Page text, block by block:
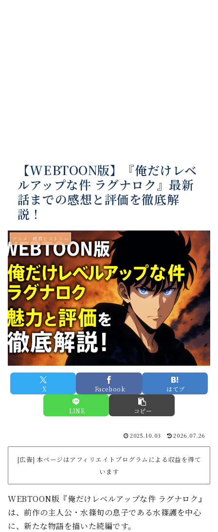
【WEBTOON版】『俺だけレベ
ルアップな件 ラグナロク』最新
話までの感想と評価を徹底解
説！
アニメ 成長ヒストリー
X Facebook はてブ
LINE コピー
2025.10.03 2026.07.26
[広告] 本ページはアフィリエイトプログラムによる収益を得て
います
WEBTOON版『俺だけレベルアップな件 ラグナロク』
は、前作の主人公・水篠旬の息子である水篠護を中心
に、新たな物語を描いた続編です。